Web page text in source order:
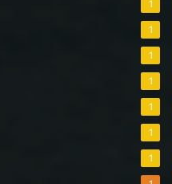
1
1
1
1
1
1
1